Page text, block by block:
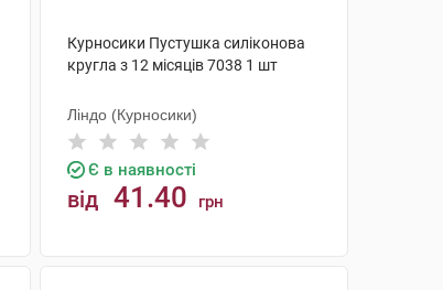
Курносики Пустушка силіконова
кругла з 12 місяців 7038 1 шт
Ліндо (Курносики)
Є в наявності
від 41.40 грн